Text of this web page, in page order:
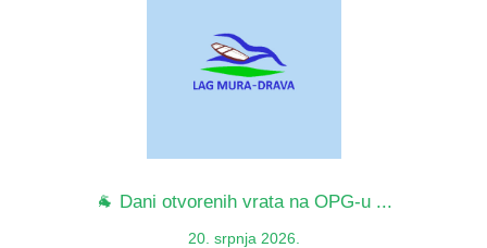
🐐 Dani otvorenih vrata na OPG-u ...
20. srpnja 2026.